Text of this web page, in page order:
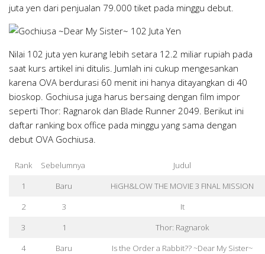
juta yen dari penjualan 79.000 tiket pada minggu debut.
Nilai 102 juta yen kurang lebih setara 12.2 miliar rupiah pada
saat kurs artikel ini ditulis. Jumlah ini cukup mengesankan
karena OVA berdurasi 60 menit ini hanya ditayangkan di 40
bioskop. Gochiusa juga harus bersaing dengan film impor
seperti Thor: Ragnarok dan Blade Runner 2049. Berikut ini
daftar ranking box office pada minggu yang sama dengan
debut OVA Gochiusa.
Rank Sebelumnya
Judul
1
Baru
HiGH&LOW THE MOVIE 3 FINAL MISSION
2
3
It
3
1
Thor: Ragnarok
4
Baru
Is the Order a Rabbit?? ~Dear My Sister~